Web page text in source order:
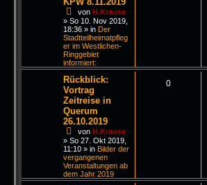
von H.Krause
» So 10. Nov 2019,
18:36 » in Der
Stadtteilheimatpfleg
er im Westlichen-
Ringgebiet
informiert:
Rückblick:
Vortrag
Zeitreise in
Querum
26.10.2019
von H.Krause
» So 27. Okt 2019,
11:10 » in Bilder der
vergangenen
Veranstaltungen ab
dem Jahr 2019
0